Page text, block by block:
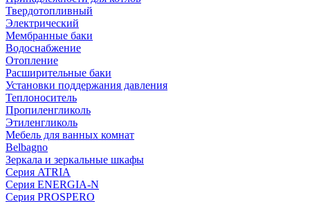
Твердотопливный
Электрический
Мембранные баки
Водоснабжение
Отопление
Расширительные баки
Установки поддержания давления
Теплоноситель
Пропиленгликоль
Этиленгликоль
Мебель для ванных комнат
Belbagno
Зеркала и зеркальные шкафы
Серия ATRIA
Серия ENERGIA-N
Серия PROSPERO